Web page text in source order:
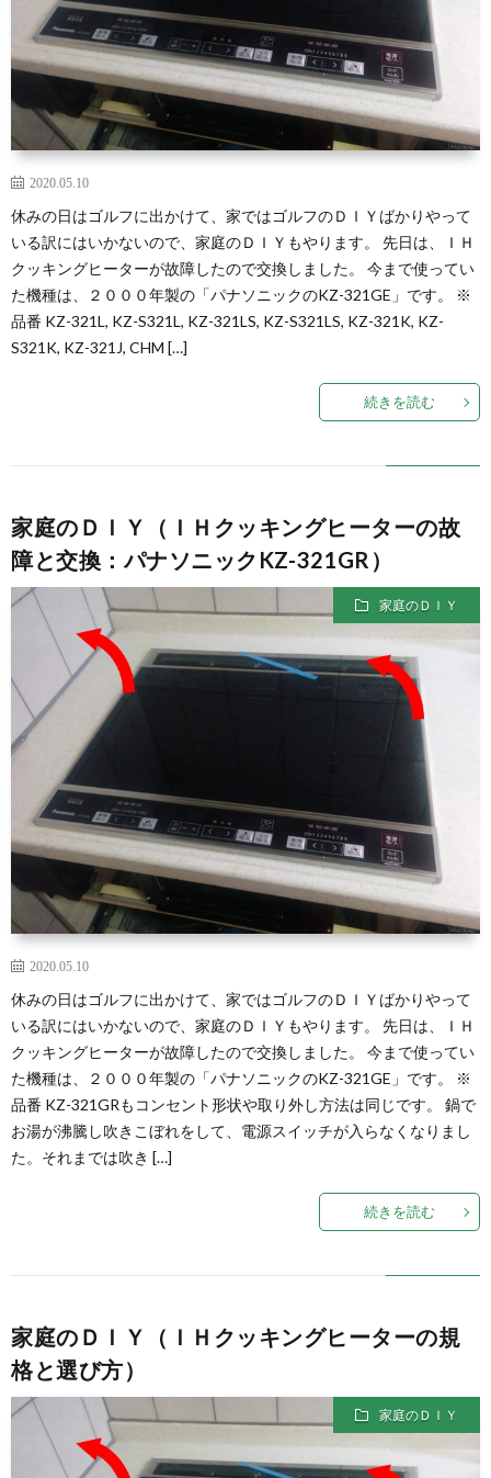
2020.05.10
休みの日はゴルフに出かけて、家ではゴルフのＤＩＹばかりやって
いる訳にはいかないので、家庭のＤＩＹもやります。 先日は、ＩＨ
クッキングヒーターが故障したので交換しました。 今まで使ってい
た機種は、２０００年製の「パナソニックのKZ-321GE」です。 ※
品番 KZ-321L, KZ-S321L, KZ-321LS, KZ-S321LS, KZ-321K, KZ-
S321K, KZ-321J, CHM […]
続きを読む
家庭のＤＩＹ（ＩＨクッキングヒーターの故
障と交換：パナソニックKZ-321GR）
家庭のＤＩＹ
2020.05.10
休みの日はゴルフに出かけて、家ではゴルフのＤＩＹばかりやって
いる訳にはいかないので、家庭のＤＩＹもやります。 先日は、ＩＨ
クッキングヒーターが故障したので交換しました。 今まで使ってい
た機種は、２０００年製の「パナソニックのKZ-321GE」です。 ※
品番 KZ-321GRもコンセント形状や取り外し方法は同じです。 鍋で
お湯が沸騰し吹きこぼれをして、電源スイッチが入らなくなりまし
た。それまでは吹き […]
続きを読む
家庭のＤＩＹ（ＩＨクッキングヒーターの規
格と選び方）
家庭のＤＩＹ